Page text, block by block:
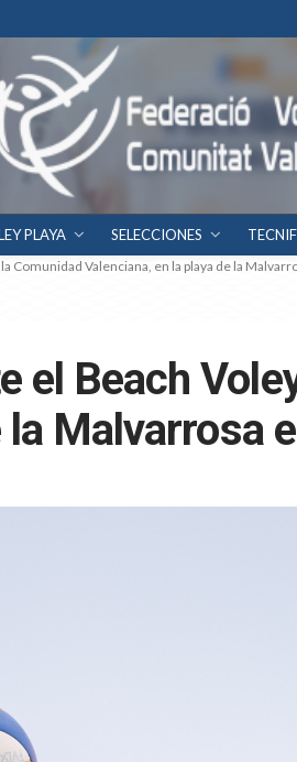
PLAYA SELECCIONES
Comunidad Valenciana, en la playa de la
el Beach
la Malvarrosa